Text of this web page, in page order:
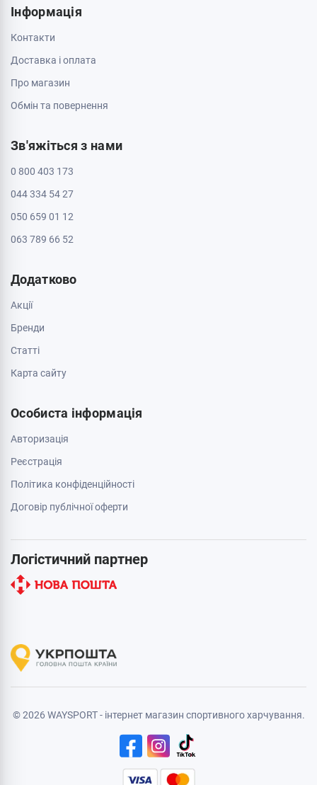
Інформація
Контакти
Доставка і оплата
Про магазин
Обмін та повернення
Зв'яжіться з нами
0 800 403 173
044 334 54 27
050 659 01 12
063 789 66 52
Додатково
Акції
Бренди
Cтатті
Карта сайту
Особиста інформація
Авторизація
Реєстрація
Політика конфіденційності
Договір публічної оферти
Логістичний партнер
© 2026 WAYSPORT - інтернет магазин спортивного харчування.